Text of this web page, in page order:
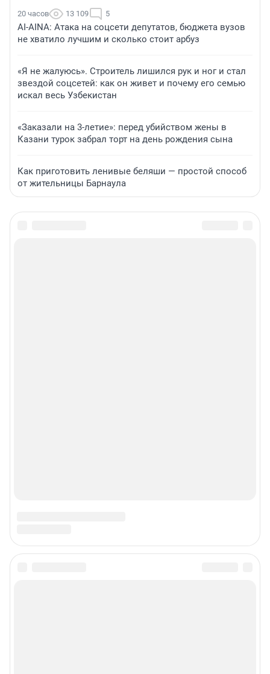
20 часов 13 109 5
AI-AINA: Атака на соцсети депутатов, бюджета вузов
не хватило лучшим и сколько стоит арбуз
«Я не жалуюсь». Строитель лишился рук и ног и стал
звездой соцсетей: как он живет и почему его семью
искал весь Узбекистан
«Заказали на 3-летие»: перед убийством жены в
Казани турок забрал торт на день рождения сына
Как приготовить ленивые беляши — простой способ
от жительницы Барнаула